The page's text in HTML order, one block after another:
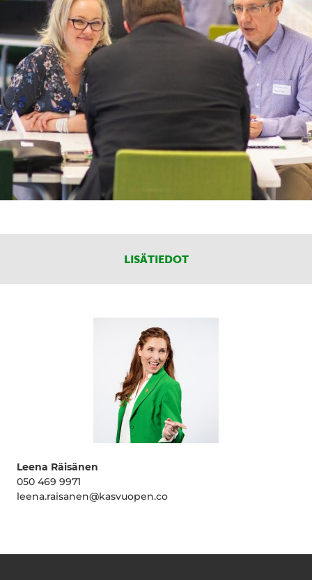
LISÄTIEDOT
Leena Räisänen
050 469 9971
leena.raisanen@kasvuopen.co